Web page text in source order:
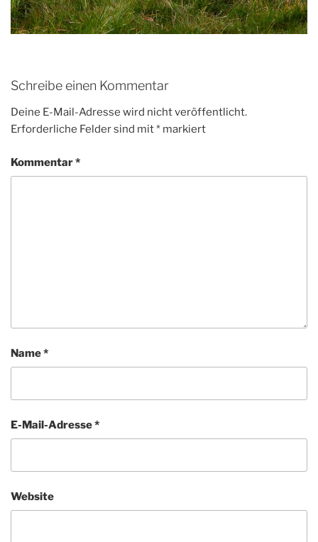
Schreibe einen Kommentar
Deine E-Mail-Adresse wird nicht veröffentlicht.
Erforderliche Felder sind mit* markiert
Kommentar*
Name*
E-Mail-Adresse*
Website